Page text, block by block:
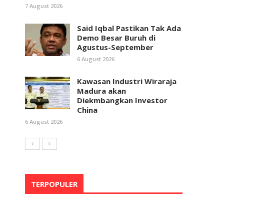
7 August 2026
Said Iqbal Pastikan Tak Ada
Demo Besar Buruh di
Agustus-September
6 August 2026
Kawasan Industri Wiraraja
Madura akan
Diekmbangkan Investor
China
6 August 2026
TERPOPULER